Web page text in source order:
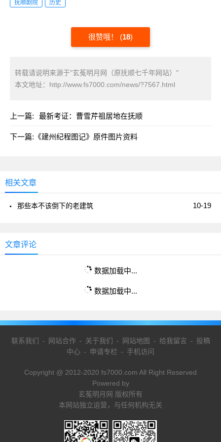
抚顺剧院 历史
很赞哦！ (18)
转载请说明来源于"玄菟明月网（原抚顺七千年网站）"
本文地址： http://www.fs7000.com/news/?7567.html
上一篇: 最新考证：曹雪芹祖居地在抚顺
下一篇: 《建州纪程图记》原件图片资料
相关文章
10-19
那些本不该倒下的老建筑
文章评论
数据加载中...
数据加载中...
联系我们 - 网站合作- 关于我们 - 网站地图 - 给我留言 - 投稿
中心 - 申请专栏 - 手机访问
Copyright @ 2012-2020 fs7000.com All Right Reserved
Powered by
玄菟明月网 版权所有
本网站独立运营，与任何机构无关